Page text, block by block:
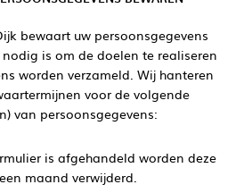
bewaart uw persoonsgegevens
is om de doelen te realiseren
worden verzameld. Wij hanteren
voor de volgende
van persoonsgegevens:
is afgehandeld worden deze
maand verwijderd.